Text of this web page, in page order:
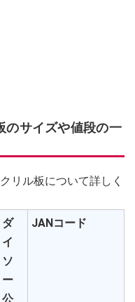
のサイズや値段の一
リル板について詳しく
ダ
イ
ソ
ー
公
JANコード